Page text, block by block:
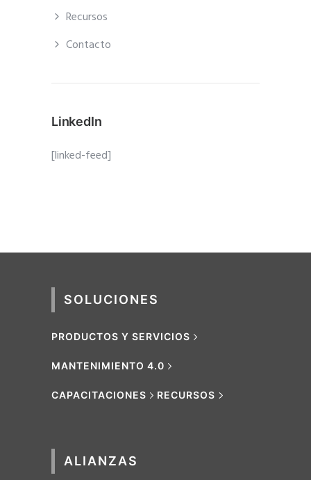
Recursos
Contacto
LinkedIn
[linked-feed]
SOLUCIONES
PRODUCTOS Y SERVICIOS
MANTENIMIENTO 4.0
CAPACITACIONES RECURSOS
ALIANZAS